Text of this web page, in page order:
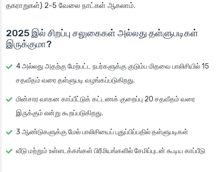
தகராறுகள்) 2-5 வேலை நாட்கள் ஆகலாம்.
2025 இல் சிறப்பு சலுகைகள் அல்லது தள்ளுபடிகள்
இருக்குமா?
4 அல்லது அதற்கு மேற்பட்ட நபர்களுக்கு குடும்ப மிதவை பாலிசியில் 15
சதவீதம் வரை தள்ளுபடி வழங்கப்படுகிறது.
மின்சார வாகன காப்பீட்டுக் கட்டணக் குறைப்பு 20 சதவீதம் வரை
இருக்கும் என்று கூறப்படுகிறது.
3 ஆண்டுகளுக்கு மேல் பாலிசியைப் புதுப்பிப்பதில் தள்ளுபடிகள்
வீடு மற்றும் உள்ளடக்கங்கள் பிரீமியங்களில் சேமிப்புடன் கூடிய காப்பீடு